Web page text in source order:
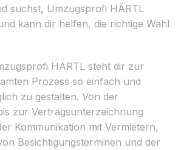
suchst, Umzugsprofi HÄRTL
kann dir helfen, die richtige Wahl
HÄRTL steht dir zur
Prozess so einfach und
zu gestalten. Von der
zur Vertragsunterzeichnung
Kommunikation mit Vermietern,
Besichtigungsterminen und der